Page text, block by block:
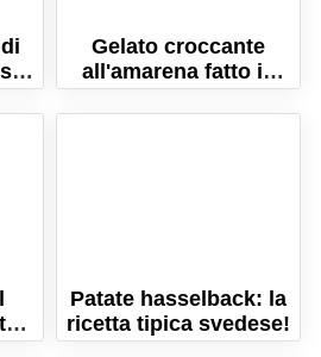
Gelato croccante
all'amarena fatto in
casa
Patate hasselback: la
ricetta tipica svedese!